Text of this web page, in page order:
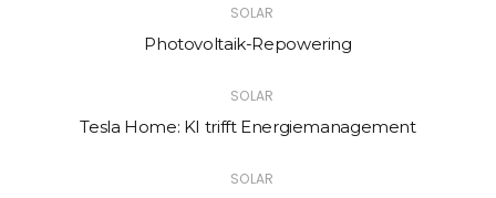
SOLAR
Photovoltaik-Repowering
SOLAR
Tesla Home: KI trifft Energiemanagement
SOLAR